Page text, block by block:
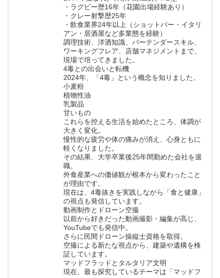
・ラグビー歴16年（花園出場経験あり）
・クレー射撃歴25年
・飲食業界24年以上（ショットバー・イタリ
アン・居酒屋など多業態を経験）
調理技術、洋酒知識、バーテンダースキル、
ワーキングフレア、店舗マネジメントまで、
現場で培ってきました。
4毒との出会いと転機
2024年、「4毒」という概念を知りました。
小麦粉
植物性油
乳製品
甘いもの
これらを控える生活を始めたところ、体調が
大きく変化。
慢性的な疲労や体の痛みが消え、心身ともに
軽くなりました。
その結果、大学卒業後25年間勤めた会社を退
職。
外食産業への価値観が根本から変わったこと
が理由です。
現在は、4毒抜きを実践しながら「食と健康」
の視点も発信しています。
動画制作とドローン空撮
以前から好きだった動画撮影・編集が高じ、
YouTubeでも発信中。
さらに民間ドローン操縦士資格を取得。
空撮による新たな視点から、建築や遺構を検
証しています。
マッドフラッドとタルタリア文明
現在、最も探究しているテーマは「マッドフ